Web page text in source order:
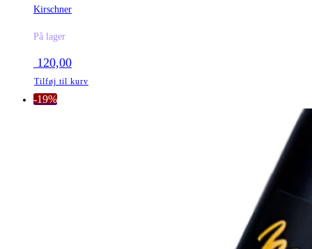
Kirschner
På lager
120,00
Tilføj til kurv
-19%